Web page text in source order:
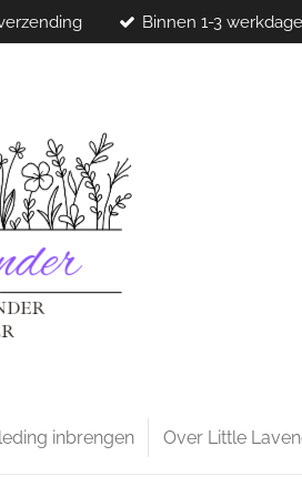
Binnen 1-3
inbrengen Over Little